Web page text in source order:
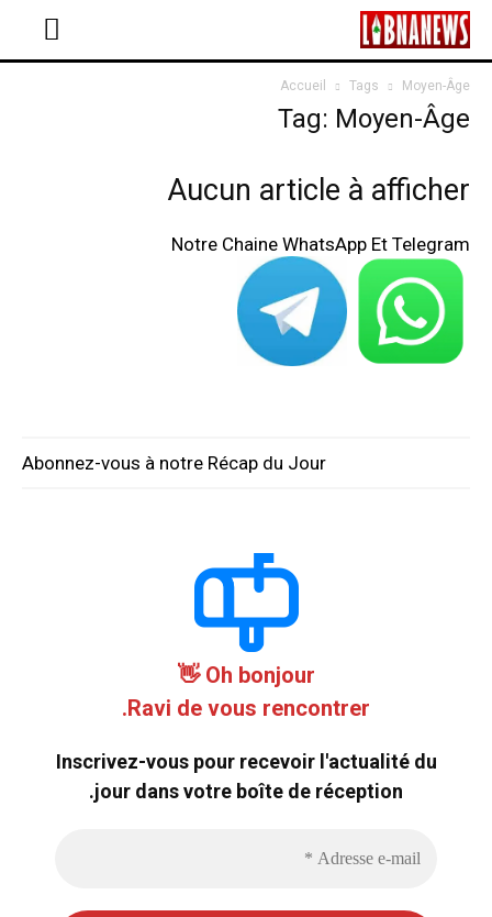
Accueil Tags Moyen-Âge
Tag: Moyen-Âge
Aucun article à afficher
Notre Chaine WhatsApp Et Telegram
Abonnez-vous à notre Récap du Jour
Oh bonjour 👋
Ravi de vous rencontrer.
Inscrivez-vous pour recevoir l'actualité du
jour dans votre boîte de réception.